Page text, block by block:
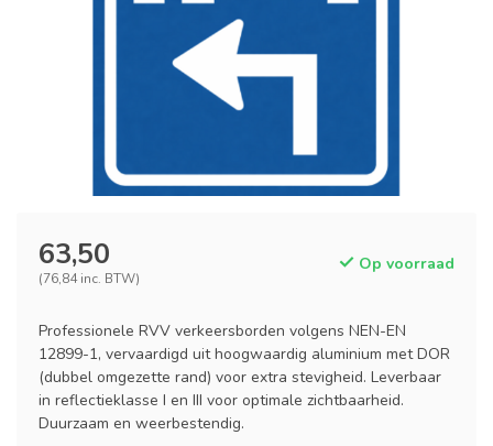
63,50
(76,84 inc. BTW)
Op voorraad
Professionele RVV verkeersborden volgens NEN-EN
12899-1, vervaardigd uit hoogwaardig aluminium met DOR
(dubbel omgezette rand) voor extra stevigheid. Leverbaar
in reflectieklasse I en III voor optimale zichtbaarheid.
Duurzaam en weerbestendig.